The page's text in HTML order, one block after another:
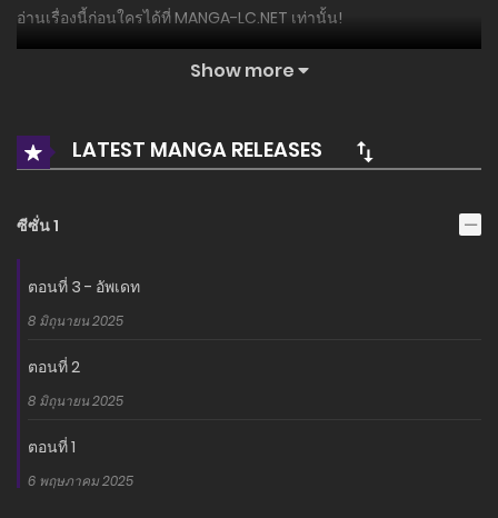
อ่านเรื่องนี้ก่อนใครได้ที่ MANGA-LC.NET เท่านั้น!
Show more
LATEST MANGA RELEASES
ซีซั่น 1
ตอนที่ 3 - อัพเดท
8 มิถุนายน 2025
ตอนที่ 2
8 มิถุนายน 2025
ตอนที่ 1
6 พฤษภาคม 2025